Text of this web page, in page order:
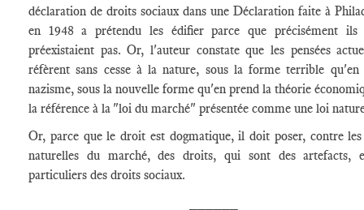
déclaration de droits sociaux dans une Déclaration faite à
en 1948 a prétendu les édifier parce que précisément
préexistaient pas. Or, l'auteur constate que les pensées
réfèrent sans cesse à la nature, sous la forme terrible
nazisme, sous la nouvelle forme qu'en prend la théorie
la référence à la "loi du marché" présentée comme une loi
Or, parce que le droit est dogmatique, il doit poser, contre
naturelles du marché, des droits, qui sont des artefacts,
particuliers des droits sociaux.